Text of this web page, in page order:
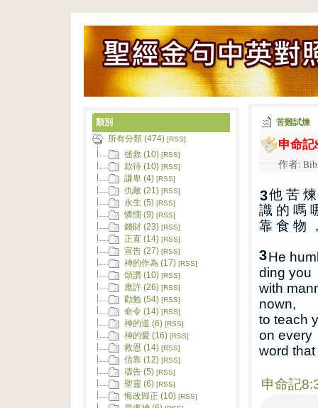
苦難試煉
申命
作者:
3他 苦
識 的 嗎
靠 食 物
3He
ding you
with
nown,
to teach
on every
word
申命記
類別
所有分類 (474) [RSS]
拯救 (10) [RSS]
款待 (10) [RSS]
謙卑 (4) [RSS]
仇敵 (21) [RSS]
永生 (5) [RSS]
憐憫 (9) [RSS]
錢財 (23) [RSS]
正直 (14) [RSS]
宣告 (27) [RSS]
神的作為 (17) [RSS]
頌讚 (10) [RSS]
應許 (26) [RSS]
勸勉 (54) [RSS]
命令 (14) [RSS]
神的道 (6) [RSS]
神的愛 (16) [RSS]
救恩 (14) [RSS]
信靠 (12) [RSS]
禱告 (5) [RSS]
聖靈 (6) [RSS]
悔改歸正 (10) [RSS]